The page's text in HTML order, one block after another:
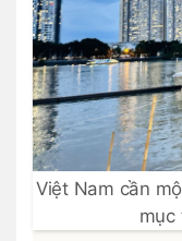
Việt Nam cần
mục